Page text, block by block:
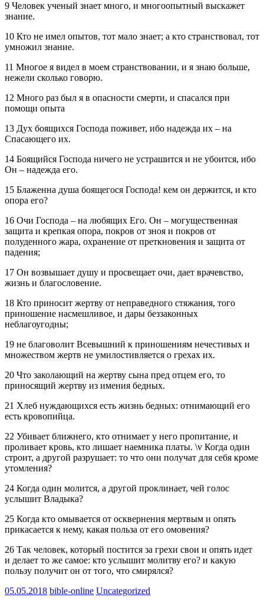
9 Человек ученый знает много, и многоопытный выскажет
знание.
10 Кто не имел опытов, тот мало знает; а кто странствовал, тот
умножил знание.
11 Многое я видел в моем странствовании, и я знаю больше,
нежели сколько говорю.
12 Много раз был я в опасности смерти, и спасался при
помощи опыта
13 Дух боящихся Господа поживет, ибо надежда их – на
Спасающего их.
14 Боящийся Господа ничего не устрашится и не убоится, ибо
Он – надежда его.
15 Блаженна душа боящегося Господа! кем он держится, и кто
опора его?
16 Очи Господа – на любящих Его. Он – могущественная
защита и крепкая опора, покров от зноя и покров от
полуденного жара, охранение от преткновения и защита от
падения;
17 Он возвышает душу и просвещает очи, дает врачевство,
жизнь и благословение.
18 Кто приносит жертву от неправедного стяжания, того
приношение насмешливое, и дары беззаконных
неблагоугодны;
19 не благоволит Всевышний к приношениям нечестивых и
множеством жертв не умилостивляется о грехах их.
20 Что заколающий на жертву сына пред отцем его, то
приносящий жертву из имения бедных.
21 Хлеб нуждающихся есть жизнь бедных: отнимающий его
есть кровопийца.
22 Убивает ближнего, кто отнимает у него пропитание, и
проливает кровь, кто лишает наемника платы. \v Когда один
строит, а другой разрушает: то что они получат для себя кроме
утомления?
24 Когда один молится, а другой проклинает, чей голос
услышит Владыка?
25 Когда кто омывается от осквернения мертвым и опять
прикасается к нему, какая польза от его омовения?
26 Так человек, который постится за грехи свои и опять идет
и делает то же самое: кто услышит молитву его? и какую
пользу получит он от того, что смирялся?
05.05.2018 bible-online Uncategorized